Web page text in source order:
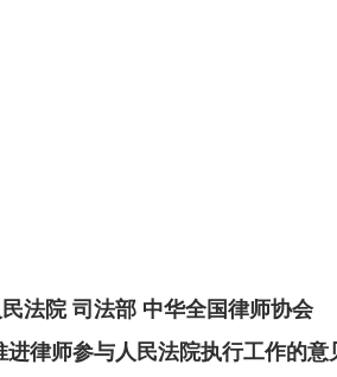
法院 司法部 中华全国律师协会
进律师参与人民法院执行工作的意